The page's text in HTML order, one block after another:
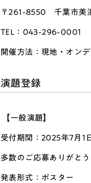
〒261-8550 千葉市美
TEL：043-296-0001
開催方法：現地・オン
演題登録
【一般演題】
受付期間：2025年7月1
多数のご応募ありがと
発表形式：ポスター